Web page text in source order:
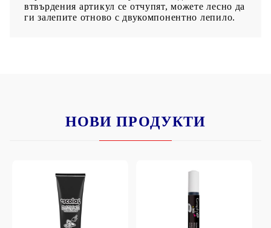
втвърдения артикул се отчупят, можете лесно да
ги залепите отново с двукомпонентно лепило.
НОВИ ПРОДУКТИ